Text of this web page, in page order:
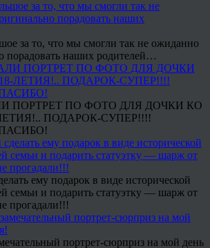
за то, что мы смогли так не ожиданно
порадовать наших родителей…
ПОРТРЕТ ПО ФОТО ДЛЯ ДОЧКИ КО
ПОДАРОК-СУПЕР!!!!
ему подарок в виде исторической
семьи и подарить статуэтку — шарж от
прогадали!!!
портрет-сюрприз на мой день